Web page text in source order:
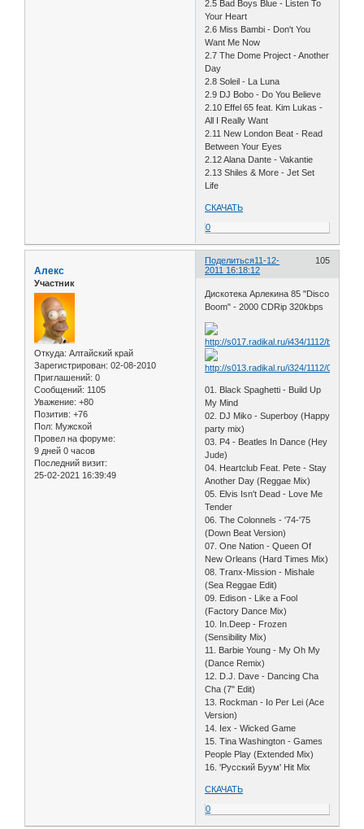
2.5 Bad Boys Blue - Listen To
Your Heart
2.6 Miss Bambi - Don't You
Want Me Now
2.7 The Dome Project - Another
Day
2.8 Soleil - La Luna
2.9 DJ Bobo - Do You Believe
2.10 Effel 65 feat. Kim Lukas -
All I Really Want
2.11 New London Beat - Read
Between Your Eyes
2.12 Alana Dante - Vakantie
2.13 Shiles & More - Jet Set
Life
СКАЧАТЬ
0
Поделиться 105
11-12-
2011 16:18:12
Алекс
Участник
Откуда: Алтайский край
Зарегистрирован: 02-08-2010
Приглашений: 0
Сообщений: 1105
Уважение: +80
Позитив: +76
Пол: Мужской
Провел на форуме:
9 дней 0 часов
Последний визит:
25-02-2021 16:39:49
Дискотека Арлекина 85 "Disco
Boom" - 2000 CDRip 320kbps
01. Black Spaghetti - Build Up
My Mind
02. DJ Miko - Superboy (Happy
party mix)
03. P4 - Beatles In Dance (Hey
Jude)
04. Heartclub Feat. Pete - Stay
Another Day (Reggae Mix)
05. Elvis Isn't Dead - Love Me
Tender
06. The Colonnels - '74-'75
(Down Beat Version)
07. One Nation - Queen Of
New Orleans (Hard Times Mix)
08. Tranx-Mission - Mishale
(Sea Reggae Edit)
09. Edison - Like a Fool
(Factory Dance Mix)
10. In.Deep - Frozen
(Sensibility Mix)
11. Barbie Young - My Oh My
(Dance Remix)
12. D.J. Dave - Dancing Cha
Cha (7" Edit)
13. Rockman - Io Per Lei (Ace
Version)
14. Iex - Wicked Game
15. Tina Washington - Games
People Play (Extended Mix)
16. 'Русский Буум' Hit Mix
СКАЧАТЬ
0